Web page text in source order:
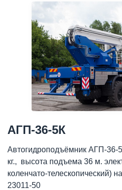
АГП-36-5К
Автогидроподъёмник АГП-36-
кг., высота подъема 36 м.
коленчато-телескопический)
23011-50